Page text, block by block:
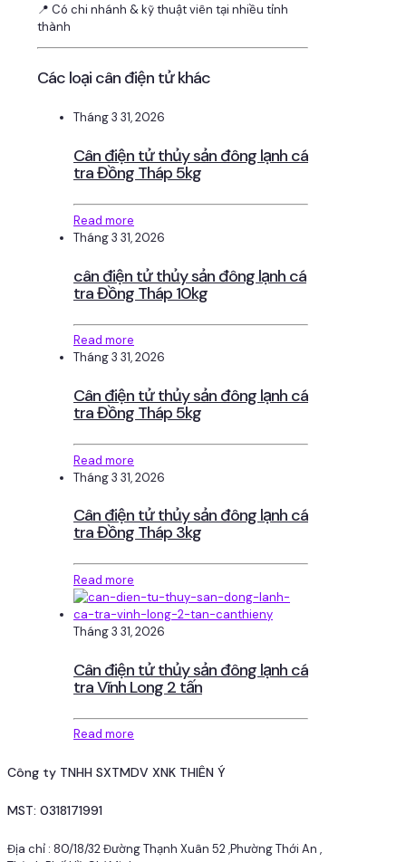
📍 Có chi nhánh & kỹ thuật viên tại nhiều tỉnh
thành
Các loại cân điện tử khác
Tháng 3 31, 2026
Cân điện tử thủy sản đông lạnh cá
tra Đồng Tháp 5kg
Read more
Tháng 3 31, 2026
cân điện tử thủy sản đông lạnh cá
tra Đồng Tháp 10kg
Read more
Tháng 3 31, 2026
Cân điện tử thủy sản đông lạnh cá
tra Đồng Tháp 5kg
Read more
Tháng 3 31, 2026
Cân điện tử thủy sản đông lạnh cá
tra Đồng Tháp 3kg
Read more
Tháng 3 31, 2026
Cân điện tử thủy sản đông lạnh cá
tra Vĩnh Long 2 tấn
Read more
Công ty TNHH SXTMDV XNK THIÊN Ý
MST: 0318171991
Địa chỉ : 80/18/32 Đường Thạnh Xuân 52 ,Phường Thới An ,